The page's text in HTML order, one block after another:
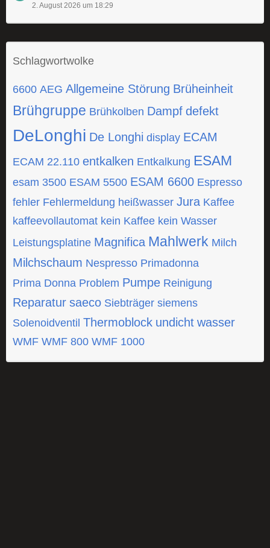
2. August 2026 um 18:29
Schlagwortwolke
6600 AEG Allgemeine Störung Brüheinheit
Brühgruppe Brühkolben Dampf defekt
DeLonghi De Longhi display ECAM
ECAM 22.110 entkalken Entkalkung ESAM
esam 3500 ESAM 5500 ESAM 6600 Espresso
fehler Fehlermeldung heißwasser Jura Kaffee
kaffeevollautomat kein Kaffee kein Wasser
Leistungsplatine Magnifica Mahlwerk Milch
Milchschaum Nespresso Primadonna
Prima Donna Problem Pumpe Reinigung
Reparatur saeco Siebträger siemens
Solenoidventil Thermoblock undicht wasser
WMF WMF 800 WMF 1000